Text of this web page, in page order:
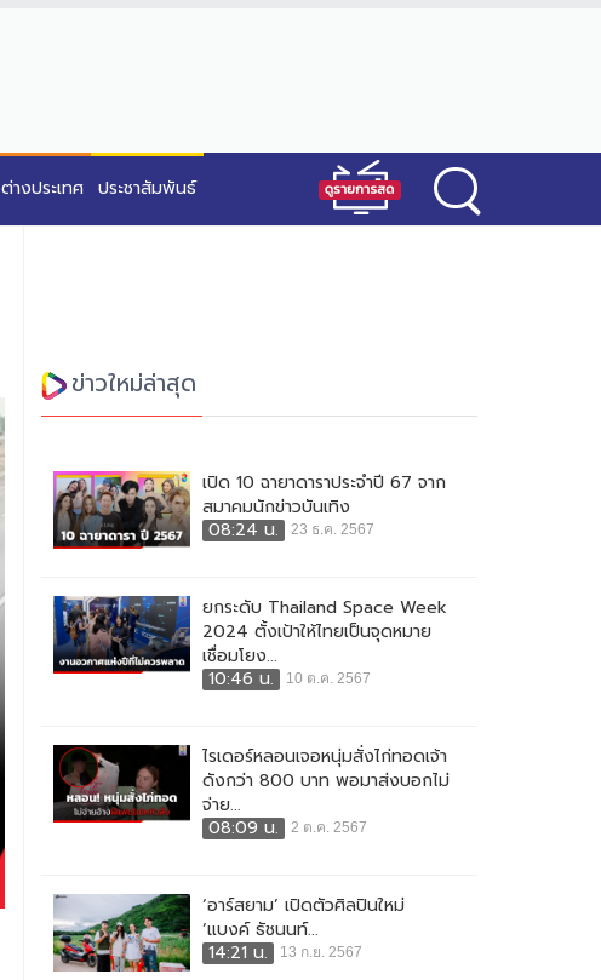
ต่างประเทศ ประชาสัมพันธ์
ข่าวใหม่ล่าสุด
เปิด 10 ฉายาดาราประจำปี 67 จาก
สมาคมนักข่าวบันเทิง
08:24 น.
23 ธ.ค. 2567
ยกระดับ Thailand Space Week
2024 ตั้งเป้าให้ไทยเป็นจุดหมาย
เชื่อมโยง...
10:46 น.
10 ต.ค. 2567
ไรเดอร์หลอนเจอหนุ่มสั่งไก่ทอดเจ้า
ดังกว่า 800 บาท พอมาส่งบอกไม่
จ่าย...
08:09 น.
2 ต.ค. 2567
‘อาร์สยาม’ เปิดตัวศิลปินใหม่
‘แบงค์ ธัชนนท์...
14:21 น.
13 ก.ย. 2567